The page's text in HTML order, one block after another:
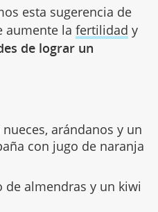
esta sugerencia de
aumente la fertilidad y
de lograr un
arándanos y un
con jugo de naranja
de almendras y un kiwi